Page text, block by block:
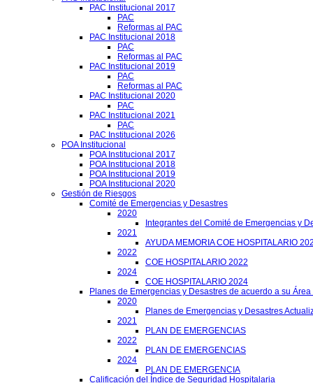
PAC Institucional 2017
PAC
Reformas al PAC
PAC Institucional 2018
PAC
Reformas al PAC
PAC Institucional 2019
PAC
Reformas al PAC
PAC Institucional 2020
PAC
PAC Institucional 2021
PAC
PAC Institucional 2026
POA Institucional
POA Institucional 2017
POA Institucional 2018
POA Institucional 2019
POA Institucional 2020
Gestión de Riesgos
Comité de Emergencias y Desastres
2020
Integrantes del Comité de Emergencias y
2021
AYUDA MEMORIA COE HOSPITALARIO
2022
COE HOSPITALARIO 2022
2024
COE HOSPITALARIO 2024
Planes de Emergencias y Desastres de acuerdo a su
2020
Planes de Emergencias y Desastres
2021
PLAN DE EMERGENCIAS
2022
PLAN DE EMERGENCIAS
2024
PLAN DE EMERGENCIA
Calificación del Índice de Seguridad Hospitalaria